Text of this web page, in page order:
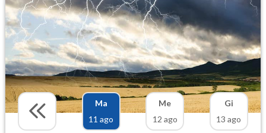
Ma
11 ago
Me
12 ago
Gi
13 ago